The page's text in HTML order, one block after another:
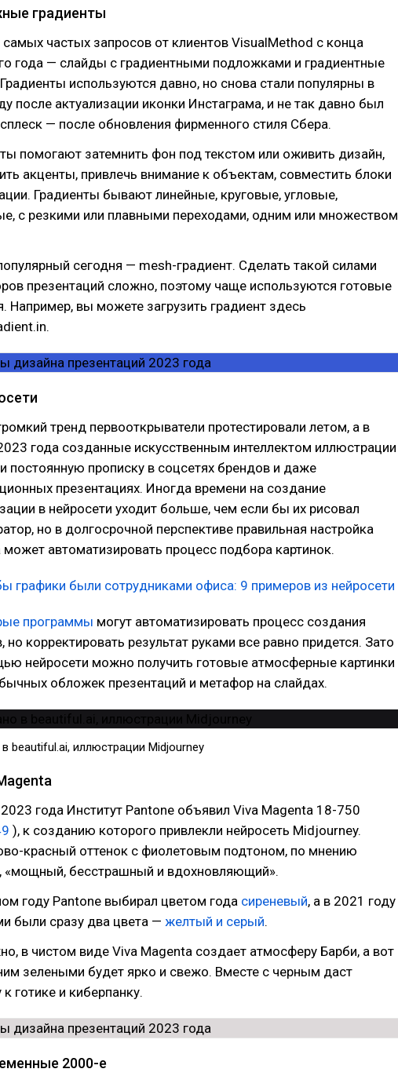
градиенты
частых запросов от клиентов VisualMethod с конца
года — слайды с градиентными подложками и градиентные
используются давно, но снова стали популярны в
после актуализации иконки Инстаграма, и не так давно был
— после обновления фирменного стиля Сбера.
помогают затемнить фон под текстом или оживить дизайн,
акценты, привлечь внимание к объектам, совместить блоки
Градиенты бывают линейные, круговые, угловые,
с резкими или плавными переходами, одним или множеством
сегодня — mesh-градиент. Сделать такой силами
презентаций сложно, поэтому чаще используются готовые
Например, вы можете загрузить градиент здесь
тренд первооткрыватели протестировали летом, а в
года созданные искусственным интеллектом иллюстрации
постоянную прописку в соцсетях брендов и даже
презентациях. Иногда времени на создание
в нейросети уходит больше, чем если бы их рисовал
но в долгосрочной перспективе правильная настройка
может автоматизировать процесс подбора картинок.
графики были сотрудниками офиса: 9 примеров из нейросети
программы могут автоматизировать процесс создания
но корректировать результат руками все равно придется. Зато
нейросети можно получить готовые атмосферные картинки
обложек презентаций и метафор на слайдах.
beautiful.ai, иллюстрации Midjourney
года Институт Pantone объявил Viva Magenta 18-750
), к созданию которого привлекли нейросеть Midjourney.
красный оттенок с фиолетовым подтоном, по мнению
«мощный, бесстрашный и вдохновляющий».
году Pantone выбирал цветом года сиреневый, а в 2021 году
были сразу два цвета — желтый и серый.
в чистом виде Viva Magenta создает атмосферу Барби, а вот
зелеными будет ярко и свежо. Вместе с черным даст
готике и киберпанку.
2000-е